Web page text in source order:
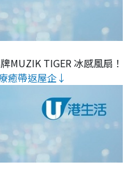
MUZIK TIGER 冰感風扇！
癒帶返屋企↓